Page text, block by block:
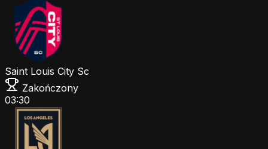
Saint Louis City Sc
Zakończony
03:30